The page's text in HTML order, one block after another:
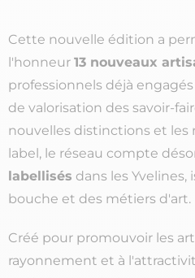
Cette nouvelle édition a
l'honneur 13 nouveaux
professionnels déjà
de valorisation des savoir-
nouvelles distinctions et les
label, le réseau compte
labellisés dans les Yvelines,
bouche et des métiers d'art.
Créé pour promouvoir les
rayonnement et à